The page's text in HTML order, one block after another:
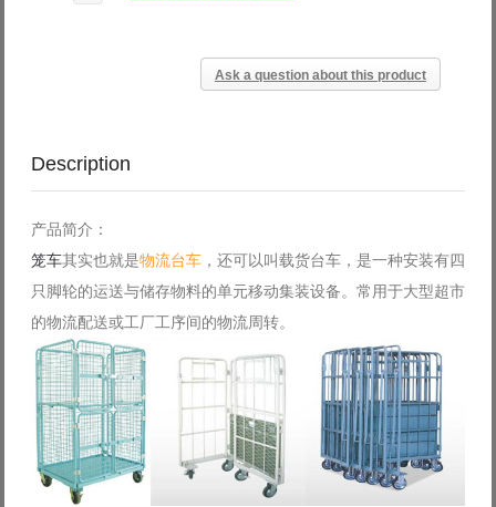
Ask a question about this product
Description
产品简介：
笼车其实也就是物流台车 ，还可以叫载货台车，是一种安装有四
只脚轮的运送与储存物料的单元移动集装设备。常用于大型超市
的物流配送或工厂工序间的物流周转。